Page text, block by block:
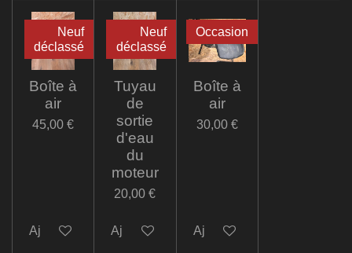
Neuf
déclassé
Boîte à
air
45,00 €
Ajouter au panier
Neuf
déclassé
Tuyau
de
sortie
d'eau
du
moteur
20,00 €
Ajouter au panier
Occasion
Boîte à
air
30,00 €
Ajouter au panier